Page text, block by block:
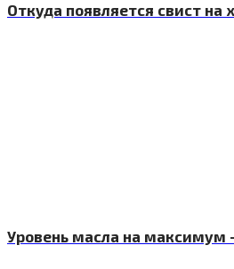
Откуда появляется свист на
Уровень масла на максимум